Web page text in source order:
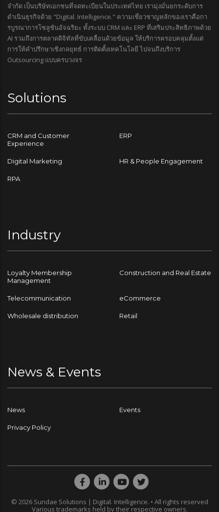
จำกัด เป็นบริษัทเอกชนที่จดทะเบียนในประเทศไทย เรามุ่งมั่นยกระดับการ
ดำเนินธุรกิจด้วย "Digital. Intelligence." ความเชี่ยวชาญหลักของเราคือกา
รบูรณาการโซลูชันอัจฉริยะ ทั้งระบบ CRM และ ERP ที่เสริมประสิทธิภาพด้วย
AI รวมถึงการตลาดดิจิทัลที่ขับเคลื่อนด้วยข้อมูล ให้บริการครอบคลุมตั้งแต่
การให้คำปรึกษาเชิงกลยุทธ์ การติดตั้งเทคโนโลยี ไปจนถึงบริการ
Outsourcing แบบครบวงจร
Solutions
CRM and Customer
Experience
ERP
Digital Marketing HR & People Engagement
RPA
Industry
Loyalty Membership
Management
Construction and Real Estate
Telecommunication eCommerce
Wholesale distribution Retail
News & Events
News Events
Privacy Policy
© 2026 Sundae Solutions | Digital. Intelligence. • All rights reserved
Various trademarks held by their respective owners.